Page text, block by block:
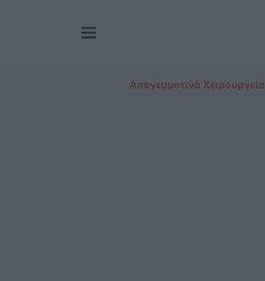
Απογευματινά Χειρουργεία